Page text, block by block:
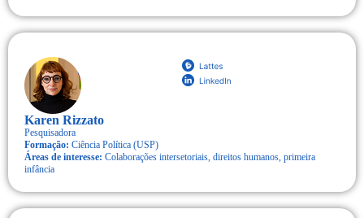
Karen Rizzato
Pesquisadora
Formação: Ciência Política (USP)
Áreas de interesse: Colaborações intersetoriais, direitos humanos, primeira
infância